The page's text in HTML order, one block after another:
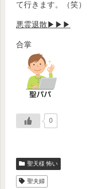
て行きます。（笑）
悪霊退散▶▶▶
合掌
0
聖天様 怖い
聖夫婦